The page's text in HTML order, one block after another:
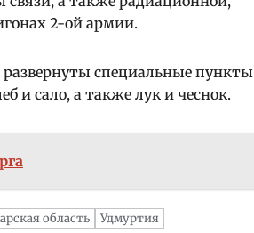
2-ой армии.
развернуты специальные пункты
и сало, а также лук и чеснок.
область Удмуртия